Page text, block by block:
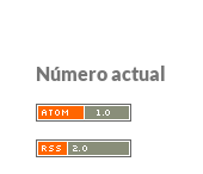
Número actual